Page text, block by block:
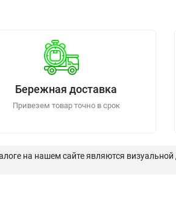
Бережная доставка
Привезем товар точно в срок
на нашем сайте являются